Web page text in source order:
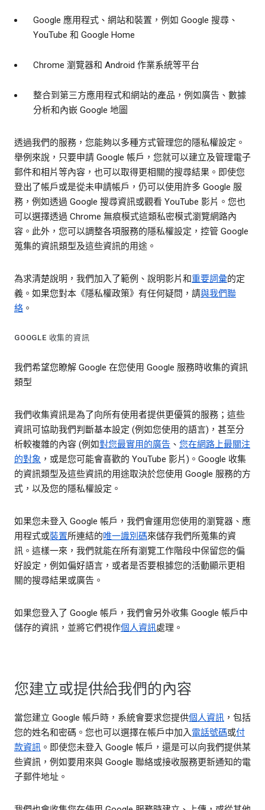
Google 應用程式、網站和裝置，例如 Google 搜尋、
YouTube 和 Google Home
Chrome 瀏覽器和 Android 作業系統等平台
整合到第三方應用程式和網站的產品，例如廣告、數據
分析和內嵌 Google 地圖
透過我們的服務，您能夠以多種方式管理您的隱私權設定。
舉例來說，只要申請 Google 帳戶，您就可以建立及管理電子
郵件和相片等內容，也可以取得更相關的搜尋結果。即使您
登出了帳戶或是從未申請帳戶，仍可以使用許多 Google 服
務，例如透過 Google 搜尋資訊或觀看 YouTube 影片。您也
可以選擇透過 Chrome 無痕模式這類私密模式瀏覽網路內
容。此外，您可以調整各項服務的隱私權設定，控管 Google
蒐集的資訊類型及這些資訊的用途。
為求清楚說明，我們加入了範例、說明影片和重要詞彙的定
義。如果您對本《隱私權政策》有任何疑問，請與我們聯
絡 。
GOOGLE 收集的資訊
我們希望您瞭解 Google 在您使用 Google 服務時收集的資訊
類型
我們收集資訊是為了向所有使用者提供更優質的服務；這些
資訊可協助我們判斷基本設定 (例如您使用的語言)，甚至分
析較複雜的內容 (例如對您最實用的廣告 、 您在網路上最關注
的對象 ，或是您可能會喜歡的 YouTube 影片)。Google 收集
的資訊類型及這些資訊的用途取決於您使用 Google 服務的方
式，以及您的隱私權設定。
如果您未登入 Google 帳戶，我們會運用您使用的瀏覽器、應
用程式或裝置所連結的唯一識別碼來儲存我們所蒐集的資
訊。這樣一來，我們就能在所有瀏覽工作階段中保留您的偏
好設定，例如偏好語言，或者是否要根據您的活動顯示更相
關的搜尋結果或廣告。
如果您登入了 Google 帳戶，我們會另外收集 Google 帳戶中
儲存的資訊，並將它們視作個人資訊處理。
您建立或提供給我們的內容
當您建立 Google 帳戶時，系統會要求您提供個人資訊 ，包括
您的姓名和密碼。您也可以選擇在帳戶中加入電話號碼或付
款資訊 。即使您未登入 Google 帳戶，還是可以向我們提供某
些資訊，例如要用來與 Google 聯絡或接收服務更新通知的電
子郵件地址。